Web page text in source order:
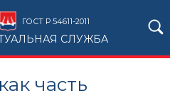
ГОСТ Р 54611-2011
СЛУЖБА
часть